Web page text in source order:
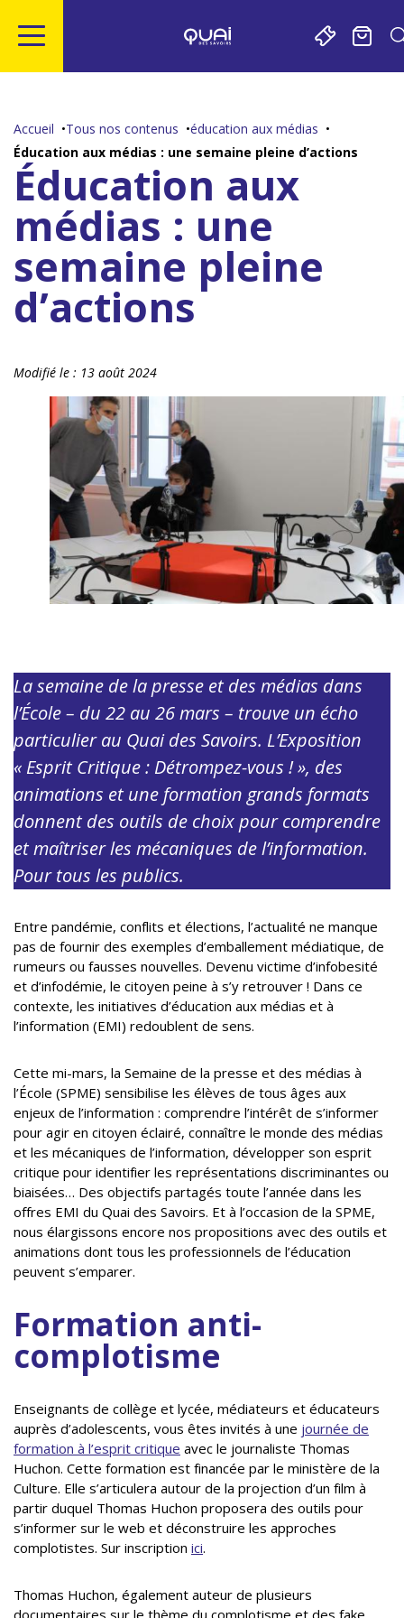
contenu
page
Accueil Tous nos contenus
éducation aux médias
Éducation aux médias : une semaine pleine d’actions
Éducation aux
médias : une
semaine pleine
d’actions
Modifié le : 13 août 2024
La semaine de la presse et des médias dans
l’École – du 22 au 26 mars – trouve un écho
particulier au Quai des Savoirs. L’Exposition
« Esprit Critique : Détrompez-vous ! », des
animations et une formation grands formats
donnent des outils de choix pour comprendre
et maîtriser les mécaniques de l’information.
Pour tous les publics.
Entre pandémie, conflits et élections, l’actualité ne manque
pas de fournir des exemples d’emballement médiatique, de
rumeurs ou fausses nouvelles. Devenu victime d’infobesité
et d’infodémie, le citoyen peine à s’y retrouver ! Dans ce
contexte, les initiatives d’éducation aux médias et à
l’information (EMI) redoublent de sens.
Cette mi-mars, la Semaine de la presse et des médias à
l’École (SPME) sensibilise les élèves de tous âges aux
enjeux de l’information : comprendre l’intérêt de s’informer
pour agir en citoyen éclairé, connaître le monde des médias
et les mécaniques de l’information, développer son esprit
critique pour identifier les représentations discriminantes ou
biaisées… Des objectifs partagés toute l’année dans les
offres EMI du Quai des Savoirs. Et à l’occasion de la SPME,
nous élargissons encore nos propositions avec des outils et
animations dont tous les professionnels de l’éducation
peuvent s’emparer.
Formation anti-
complotisme
Enseignants de collège et lycée, médiateurs et éducateurs
auprès d’adolescents, vous êtes invités à une journée de
formation à l’esprit critique avec le journaliste Thomas
Huchon. Cette formation est financée par le ministère de la
Culture. Elle s’articulera autour de la projection d’un film à
partir duquel Thomas Huchon proposera des outils pour
s’informer sur le web et déconstruire les approches
complotistes. Sur inscription ici.
Thomas Huchon, également auteur de plusieurs